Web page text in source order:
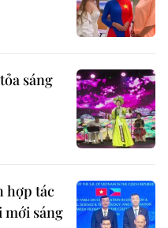
sáng
hợp tác
mới sáng